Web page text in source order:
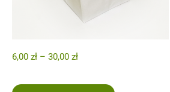
6,00 zł – 30,00 zł